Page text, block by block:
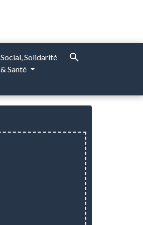
Social, Solidarité
& Santé
search